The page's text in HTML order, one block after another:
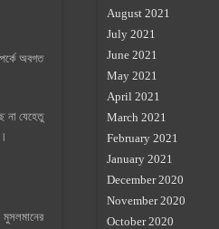
অবগত
না যেহেতু
August 2021
July 2021
June 2021
May 2021
April 2021
March 2021
February 2021
January 2021
December 2020
November 2020
October 2020